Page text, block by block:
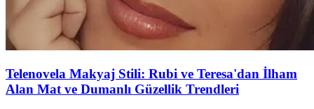
Telenovela Makyaj Stili: Rubi ve Teresa'dan İlham
Alan Mat ve Dumanlı Güzellik Trendleri